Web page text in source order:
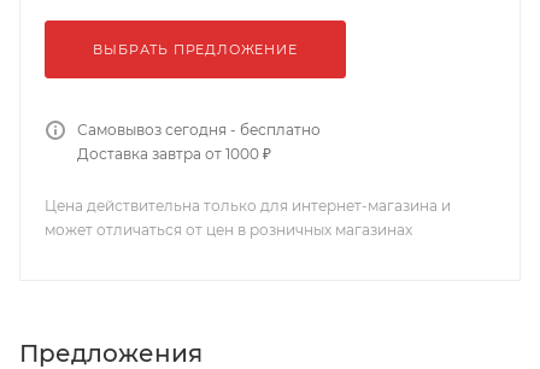
ВЫБРАТЬ ПРЕДЛОЖЕНИЕ
Самовывоз сегодня - бесплатно
Доставка завтра от 1000 ₽
Цена действительна только для интернет-магазина и
может отличаться от цен в розничных магазинах
Предложения